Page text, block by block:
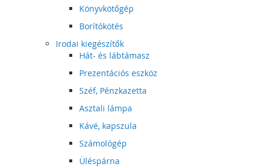
Könyvkötőgép
Borítókötés
Irodai kiegészítők
Hát- és lábtámasz
Prezentációs eszköz
Széf, Pénzkazetta
Asztali lámpa
Kávé, kapszula
Számológép
Üléspárna